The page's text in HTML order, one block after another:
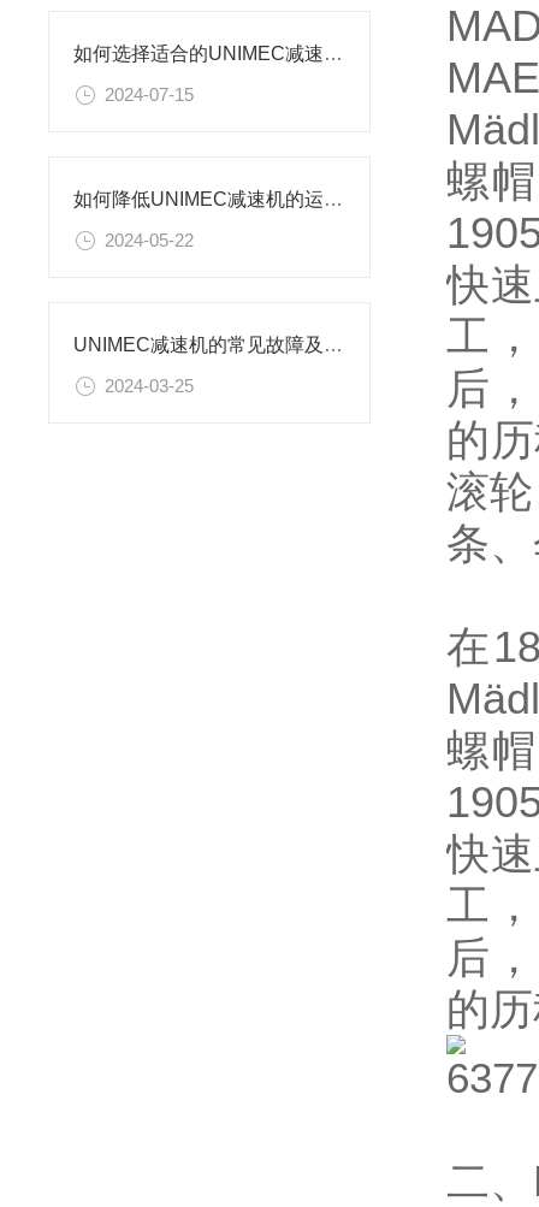
如何选择适合的UNIMEC减速机？
2024-07-15
如何降低UNIMEC减速机的运行噪声？
2024-05-22
UNIMEC减速机的常见故障及其诊断方法
2024-03-25
螺
快
工
后
的
滚
条
在
螺
快
工
后
的
二